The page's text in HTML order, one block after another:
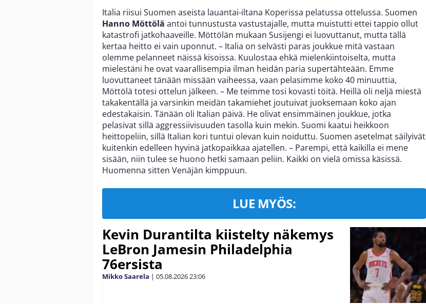
Italia riisui Suomen aseista lauantai-iltana Koperissa pelatussa ottelussa. Suomen
Hanno Möttölä antoi tunnustusta vastustajalle, mutta muistutti ettei tappio ollut
katastrofi jatkohaaveille. Möttölän mukaan Susijengi ei luovuttanut, mutta tällä
kertaa heitto ei vain uponnut. – Italia on selvästi paras joukkue mitä vastaan
olemme pelanneet näissä kisoissa. Kuulostaa ehkä mielenkiintoiselta, mutta
mielestäni he ovat vaarallisempia ilman heidän paria supertähteään. Emme
luovuttaneet tänään missään vaiheessa, vaan pelasimme koko 40 minuuttia,
Möttölä totesi ottelun jälkeen. – Me teimme tosi kovasti töitä. Heillä oli neljä miestä
takakentällä ja varsinkin meidän takamiehet joutuivat juoksemaan koko ajan
edestakaisin. Tänään oli Italian päivä. He olivat ensimmäinen joukkue, jotka
pelasivat sillä aggressiivisuuden tasolla kuin mekin. Suomi kaatui heikkoon
heittopeliin, sillä Italian kori tuntui olevan kuin noiduttu. Suomen asetelmat säilyivät
kuitenkin edelleen hyvinä jatkopaikkaa ajatellen. – Parempi, että kaikilla ei mene
sisään, niin tulee se huono hetki samaan peliin. Kaikki on vielä omissa käsissä.
Huomenna sitten Venäjän kimppuun.
LUE MYÖS:
Kevin Durantilta kiistelty näkemys
LeBron Jamesin Philadelphia
76ersista
Mikko Saarela | 05.08.202623:06